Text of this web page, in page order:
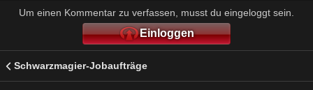
Um einen Kommentar zu verfassen, musst du eingeloggt sein.
Einloggen
Schwarzmagier-Jobaufträge